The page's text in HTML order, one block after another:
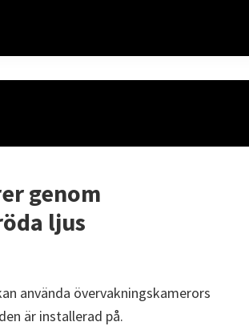
genom
ljus
använda övervakningskamerors
är installerad på.